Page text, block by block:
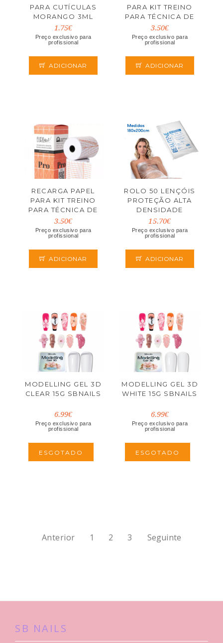
PARA CUTÍCULAS
MORANGO 3ML
1.75€
Preço exclusivo para
profissional
ADICIONAR
PARA KIT TREINO
PARA TÉCNICA DE
CORTE BASIC
EUROSTIL
3.50€
Preço exclusivo para
profissional
ADICIONAR
RECARGA PAPEL
PARA KIT TREINO
PARA TÉCNICA DE
CORTE PRO
EUROSTIL
3.50€
Preço exclusivo para
profissional
ADICIONAR
ROLO 50 LENÇÓIS
PROTEÇÃO ALTA
DENSIDADE
180X200CM
EUROSTIL
15.70€
Preço exclusivo para
profissional
ADICIONAR
MODELLING GEL 3D
CLEAR 15G SBNAILS
6.99€
Preço exclusivo para
profissional
ESGOTADO
MODELLING GEL 3D
WHITE 15G SBNAILS
6.99€
Preço exclusivo para
profissional
ESGOTADO
Anterior 1 2 3 Seguinte
SB NAILS